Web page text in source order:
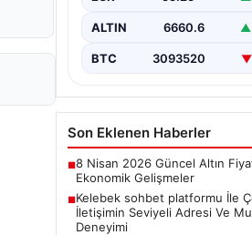
seviyeli bir şekilde irtibat
Günümüzde çeşitli…
ALTIN 6660.6 ▲
BTC 3093520 ▼
Son Eklenen Haberler
■8 Nisan 2026 Güncel Altın
Ekonomik Gelişmeler
■Kelebek sohbet platformu İle
İletişimin Seviyeli Adresi Ve
Deneyimi